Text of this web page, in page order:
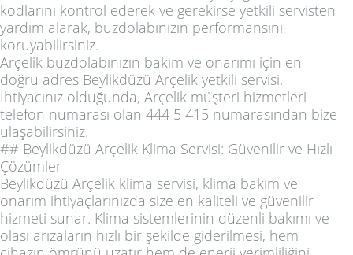
kodlarını kontrol ederek ve gerekirse yetkili servisten
yardım alarak, buzdolabınızın performansını
koruyabilirsiniz.
Arçelik buzdolabınızın bakım ve onarımı için en
doğru adres Beylikdüzü Arçelik yetkili servisi.
İhtiyacınız olduğunda, Arçelik müşteri hizmetleri
telefon numarası olan 444 5 415 numarasından bize
ulaşabilirsiniz.
## Beylikdüzü Arçelik Klima Servisi: Güvenilir ve Hızlı
Çözümler
Beylikdüzü Arçelik klima servisi, klima bakım ve
onarım ihtiyaçlarınızda size en kaliteli ve güvenilir
hizmeti sunar. Klima sistemlerinin düzenli bakımı ve
olası arızaların hızlı bir şekilde giderilmesi, hem